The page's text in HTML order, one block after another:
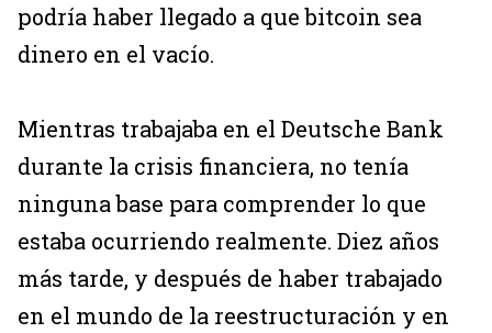
podría haber llegado a que bitcoin sea
dinero en el vacío.
Mientras trabajaba en el Deutsche Bank
durante la crisis financiera, no tenía
ninguna base para comprender lo que
estaba ocurriendo realmente. Diez años
más tarde, y después de haber trabajado
en el mundo de la reestructuración y en